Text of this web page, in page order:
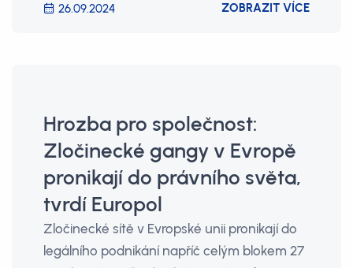
26.09.2024 ZOBRAZIT VÍCE
Hrozba pro společnost:
Zločinecké gangy v Evropě
pronikají do právního světa,
tvrdí Europol
Zločinecké sítě v Evropské unii pronikají do
legálního podnikání napříč celým blokem 27